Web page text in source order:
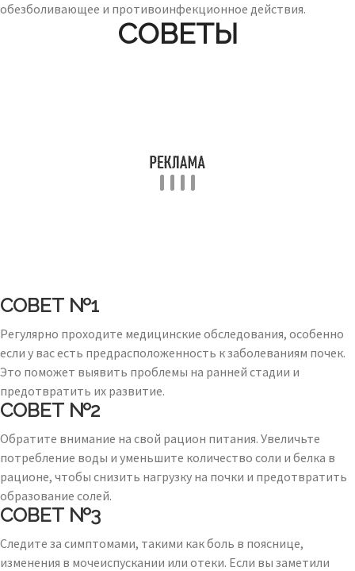
обезболивающее и противоинфекционное действия.
СОВЕТЫ
СОВЕТ №1
Регулярно проходите медицинские обследования, особенно
если у вас есть предрасположенность к заболеваниям почек.
Это поможет выявить проблемы на ранней стадии и
предотвратить их развитие.
СОВЕТ №2
Обратите внимание на свой рацион питания. Увеличьте
потребление воды и уменьшите количество соли и белка в
рационе, чтобы снизить нагрузку на почки и предотвратить
образование солей.
СОВЕТ №3
Следите за симптомами, такими как боль в пояснице,
изменения в мочеиспускании или отеки. Если вы заметили